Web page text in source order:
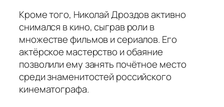
Кроме того, Николай Дроздов активно
снимался в кино, сыграв роли в
множестве фильмов и сериалов. Его
актёрское мастерство и обаяние
позволили ему занять почётное место
среди знаменитостей российского
кинематографа.